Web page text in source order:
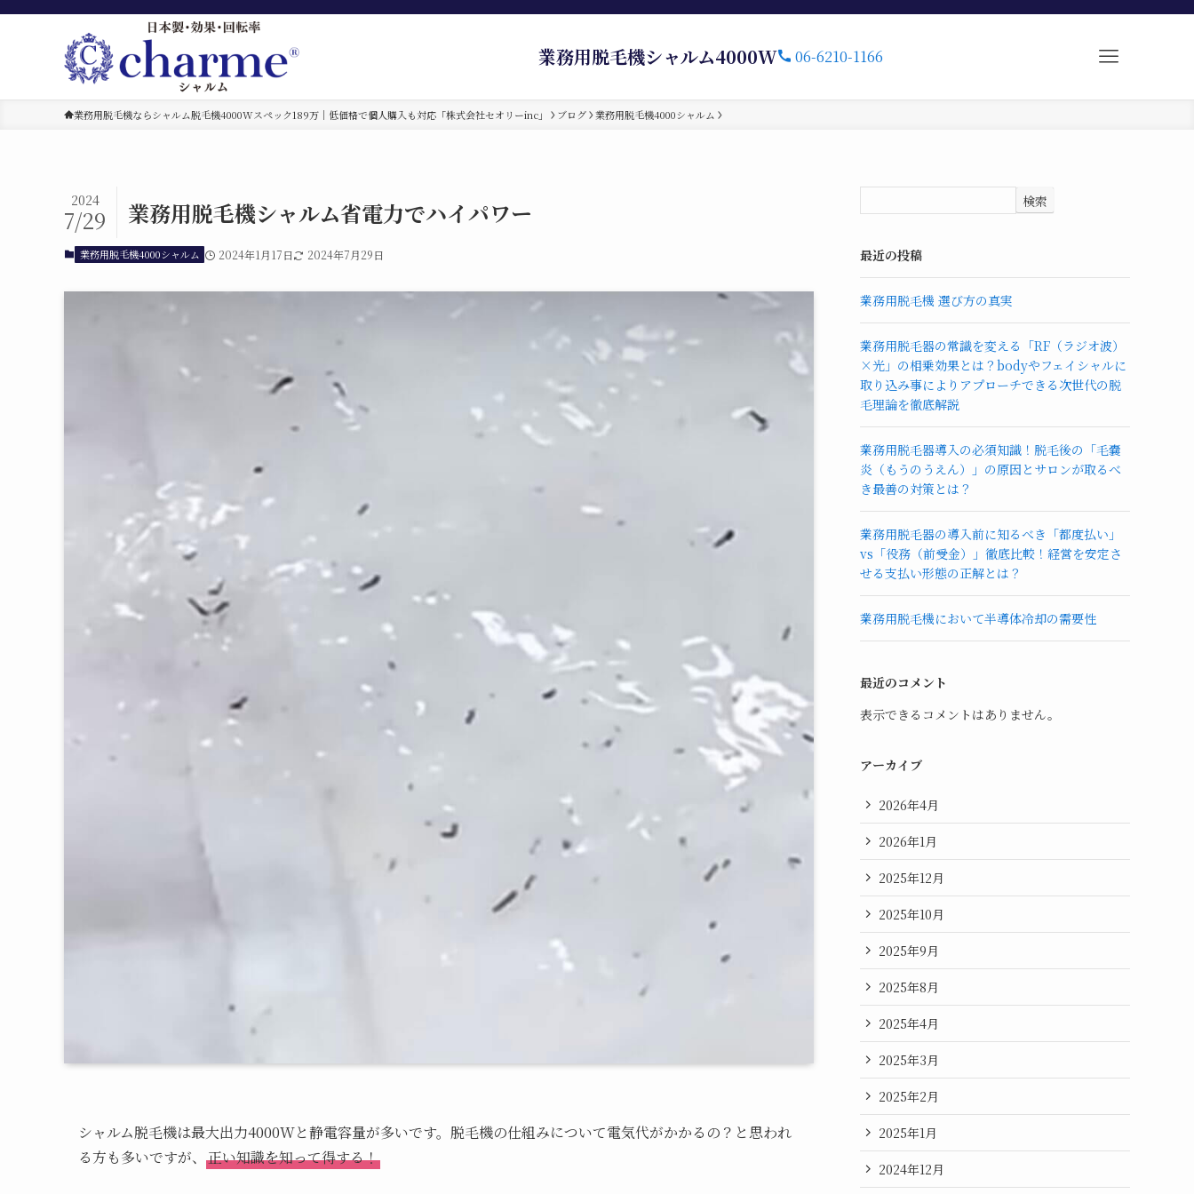
業務用脱毛機シャルム4000W 06-6210-1166
業務用脱毛機ならシャルム脱毛機4000Wスペック189万｜低価格で個人購入も対応「株式会社セオリーinc」 ブログ 業務用脱毛機4000シャルム
業務用脱毛機シャルム省電力でハイパワー
2024
7/29
業務用脱毛機4000シャルム 2024年1月17日 2024年7月29日
シャルム脱毛機は最大出力4000Wと静電容量が多いです。脱毛機の仕組みについて電気代がかかるの？と思われ
る方も多いですが、 正い知識を知って得する！
検索
最近の投稿
業務用脱毛機 選び方の真実
業務用脱毛器の常識を変える「RF（ラジオ波）
×光」の相乗効果とは？bodyやフェイシャルに
取り込み事によりアプローチできる次世代の脱
毛理論を徹底解説
業務用脱毛器導入の必須知識！脱毛後の「毛嚢
炎（もうのうえん）」の原因とサロンが取るべ
き最善の対策とは？
業務用脱毛器の導入前に知るべき「都度払い」
vs「役務（前受金）」徹底比較！経営を安定さ
せる支払い形態の正解とは？
業務用脱毛機において半導体冷却の需要性
最近のコメント
表示できるコメントはありません。
アーカイブ
2026年4月
2026年1月
2025年12月
2025年10月
2025年9月
2025年8月
2025年4月
2025年3月
2025年2月
2025年1月
2024年12月